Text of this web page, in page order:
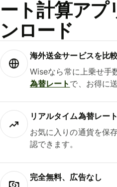
ート計算アプ
ンロード
海外送金サービスを比
Wiseなら常に上乗せ手
為替レート で、お得に
リアルタイム為替レー
お気に入りの通貨を保
認できます。
完全無料、広告なし